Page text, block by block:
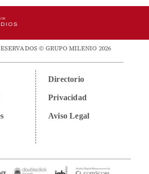
© GRUPO MILENIO 2026
Directorio
Privacidad
Aviso Legal